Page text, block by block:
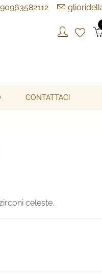
CONTATTACI
celeste.